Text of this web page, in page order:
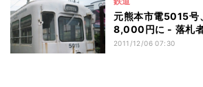
元熊本市電5015号
8,000円に - 落札
2011/12/06 07:30